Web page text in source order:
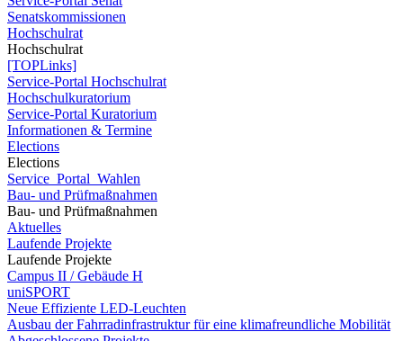
Senatskommissionen
Hochschulrat
Hochschulrat
[TOPLinks]
Service-Portal Hochschulrat
Hochschulkuratorium
Service-Portal Kuratorium
Informationen & Termine
Elections
Elections
Service_Portal_Wahlen
Bau- und Prüfmaßnahmen
Bau- und Prüfmaßnahmen
Aktuelles
Laufende Projekte
Laufende Projekte
Campus II / Gebäude H
uniSPORT
Neue Effiziente LED-Leuchten
Ausbau der Fahrradinfrastruktur für eine klimafreundliche Mobilität